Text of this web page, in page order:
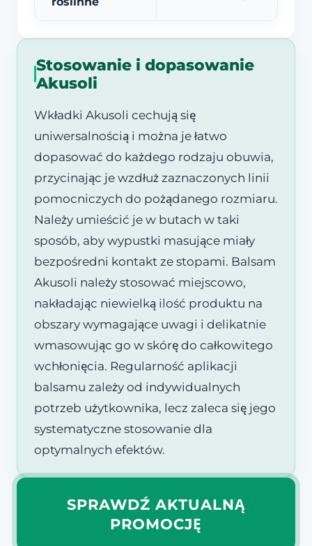
Stosowanie i dopasowanie
Akusoli
Wkładki Akusoli cechują się
uniwersalnością i można je łatwo
dopasować do każdego rodzaju obuwia,
przycinając je wzdłuż zaznaczonych linii
pomocniczych do pożądanego rozmiaru.
Należy umieścić je w butach w taki
sposób, aby wypustki masujące miały
bezpośredni kontakt ze stopami. Balsam
Akusoli należy stosować miejscowo,
nakładając niewielką ilość produktu na
obszary wymagające uwagi i delikatnie
wmasowując go w skórę do całkowitego
wchłonięcia. Regularność aplikacji
balsamu zależy od indywidualnych
potrzeb użytkownika, lecz zaleca się jego
systematyczne stosowanie dla
optymalnych efektów.
SPRAWDŹ AKTUALNĄ
PROMOCJĘ